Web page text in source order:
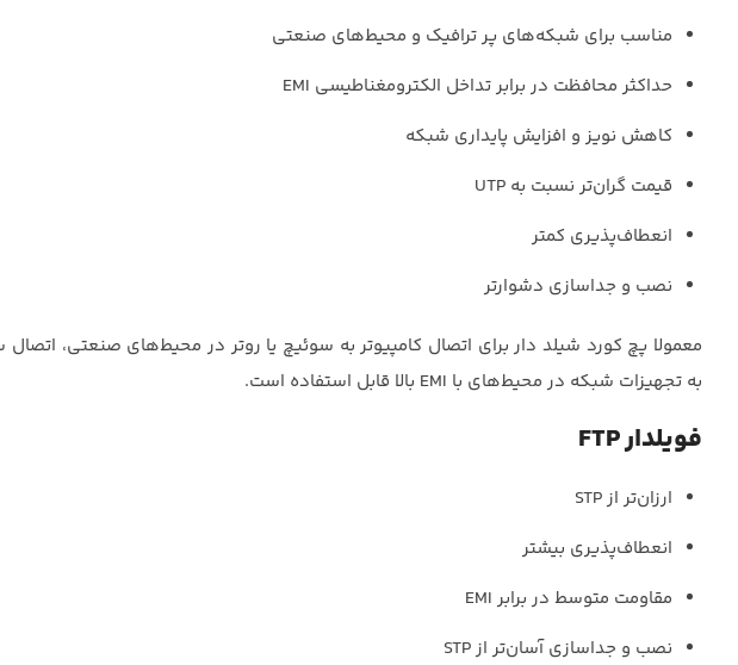
مناسب برای شبکه‌های پر ترافیک و محیط‌های صنعتی
حداکثر محافظت در برابر تداخل الکترومغناطیسی EMI
کاهش نویز و افزایش پایداری شبکه
قیمت گران‌تر نسبت به UTP
انعطاف‌پذیری کمتر
نصب و جداسازی دشوارتر
معمولا پچ کورد شیلد دار برای اتصال کامپیوتر به سوئیچ یا روتر در محیط‌های صنعتی،
به تجهیزات شبکه در محیط‌های با EMI بالا قابل استفاده است.
فویلدار FTP
ارزان‌تر از STP
انعطاف‌پذیری بیشتر
مقاومت متوسط در برابر EMI
نصب و جداسازی آسان‌تر از STP